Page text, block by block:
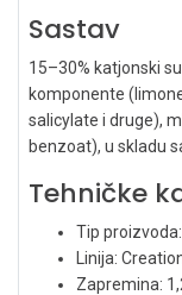
Sastav
15–30% katjonski
komponente
salicylate i druge),
benzoat), u skladu
Tehničke
Tip
Linija:
Zapremina: